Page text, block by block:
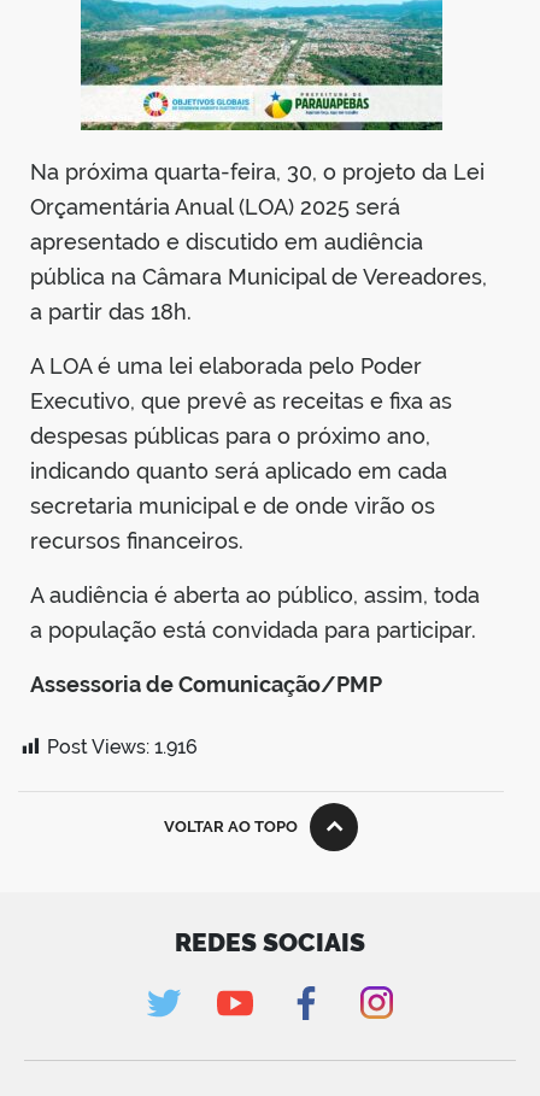
Na próxima quarta-feira, 30, o projeto da Lei
Orçamentária Anual (LOA) 2025 será
apresentado e discutido em audiência
pública na Câmara Municipal de Vereadores,
a partir das 18h.
A LOA é uma lei elaborada pelo Poder
Executivo, que prevê as receitas e fixa as
despesas públicas para o próximo ano,
indicando quanto será aplicado em cada
secretaria municipal e de onde virão os
recursos financeiros.
A audiência é aberta ao público, assim, toda
a população está convidada para participar.
Assessoria de Comunicação/PMP
Post Views: 1.916
VOLTAR AO TOPO
REDES SOCIAIS